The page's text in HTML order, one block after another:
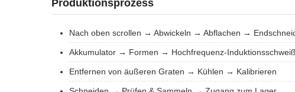
Produktionsprozess
Nach oben scrollen → Abwickeln → Abflachen →
Akkumulator → Formen → Hochfrequenz-
Entfernen von äußeren Graten → Kühlen → Kalibrieren